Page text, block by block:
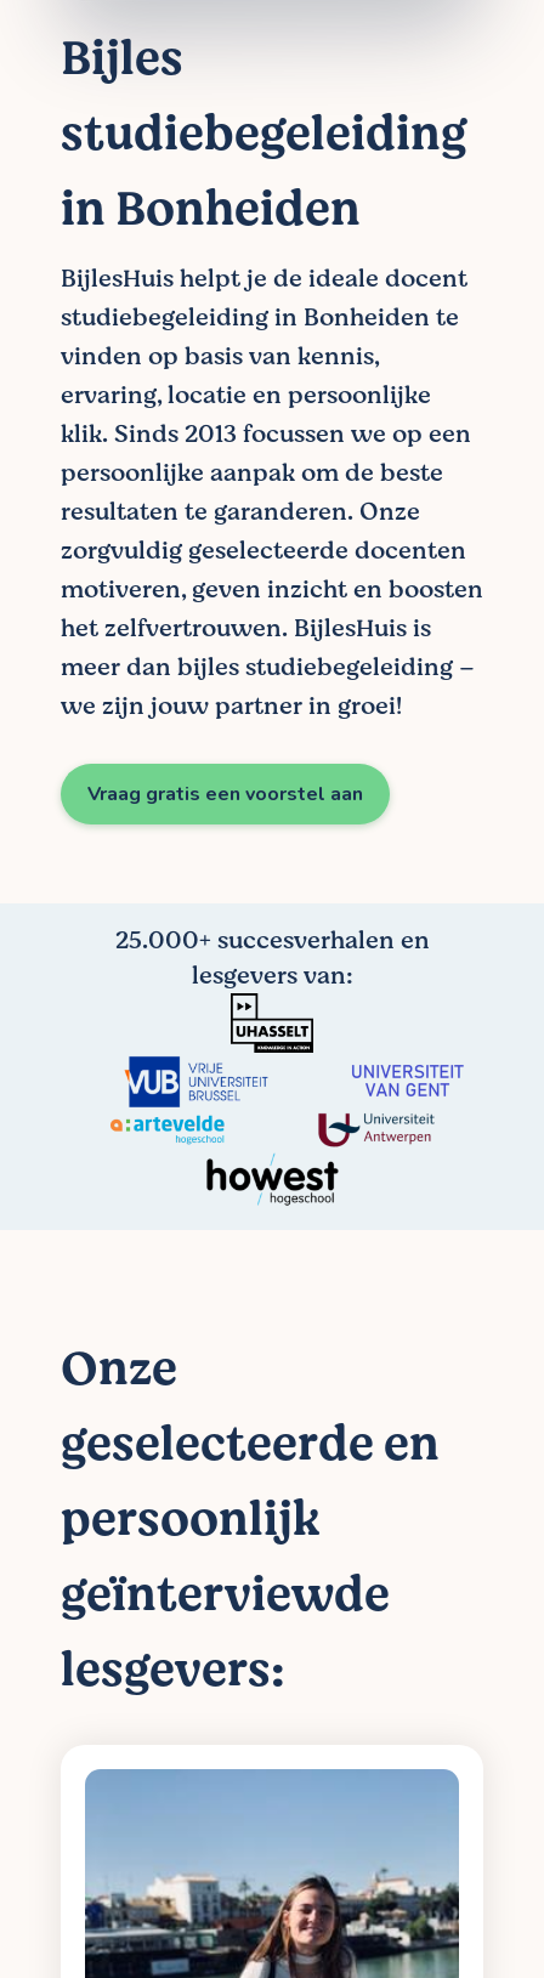
Bijles
studiebegeleiding
in Bonheiden
BijlesHuis helpt je de ideale docent
studiebegeleiding in Bonheiden te
vinden op basis van kennis,
ervaring, locatie en persoonlijke
klik. Sinds 2013 focussen we op een
persoonlijke aanpak om de beste
resultaten te garanderen. Onze
zorgvuldig geselecteerde docenten
motiveren, geven inzicht en boosten
het zelfvertrouwen. BijlesHuis is
meer dan bijles studiebegeleiding –
we zijn jouw partner in groei!
Vraag gratis een voorstel aan
25.000+ succesverhalen en
lesgevers van:
Onze
geselecteerde en
persoonlijk
geïnterviewde
lesgevers: